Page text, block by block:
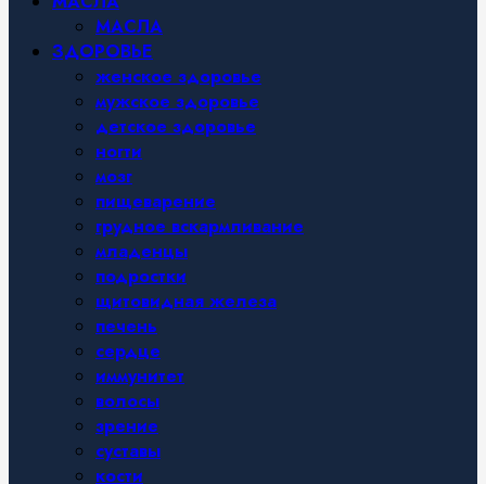
МАСЛА
ЗДОРОВЬЕ
женское здоровье
мужское здоровье
детское здоровье
ногти
мозг
пищеварение
грудное вскармливание
младенцы
подростки
щитовидная железа
печень
сердце
иммунитет
волосы
зрение
суставы
кости